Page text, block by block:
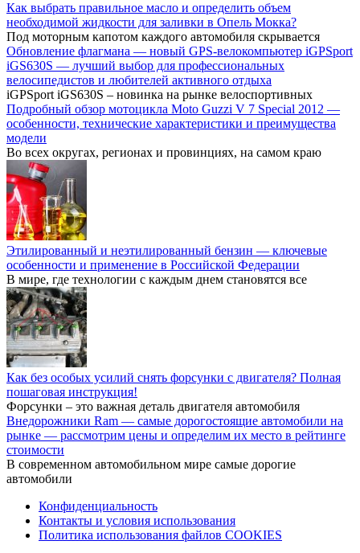
Как выбрать правильное масло и определить объем
необходимой жидкости для заливки в Опель Мокка?
Под моторным капотом каждого автомобиля скрывается
Обновление флагмана — новый GPS-велокомпьютер iGPSport
iGS630S — лучший выбор для профессиональных
велосипедистов и любителей активного отдыха
iGPSport iGS630S – новинка на рынке велоспортивных
Подробный обзор мотоцикла Moto Guzzi V 7 Special 2012 —
особенности, технические характеристики и преимущества
модели
Во всех округах, регионах и провинциях, на самом краю
Этилированный и неэтилированный бензин — ключевые
особенности и применение в Российской Федерации
В мире, где технологии с каждым днем становятся все
Как без особых усилий снять форсунки с двигателя? Полная
пошаговая инструкция!
Форсунки – это важная деталь двигателя автомобиля
Внедорожники Ram — самые дорогостоящие автомобили на
рынке — рассмотрим цены и определим их место в рейтинге
стоимости
В современном автомобильном мире самые дорогие
автомобили
Конфиденциальность
Контакты и условия использования
Политика использования файлов COOKIES